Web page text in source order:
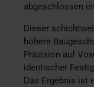
abgeschlossen
Dieser
höhere
Präzision auf
identischer
Das Ergebnis ist